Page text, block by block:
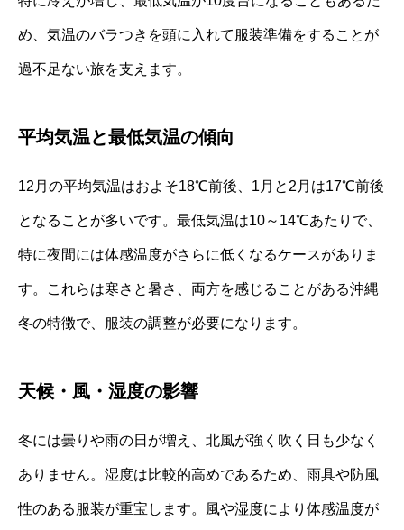
め、気温のバラつきを頭に入れて服装準備をすることが
過不足ない旅を支えます。
平均気温と最低気温の傾向
12月の平均気温はおよそ18℃前後、1月と2月は17℃前後
となることが多いです。最低気温は10～14℃あたりで、
特に夜間には体感温度がさらに低くなるケースがありま
す。これらは寒さと暑さ、両方を感じることがある沖縄
冬の特徴で、服装の調整が必要になります。
天候・風・湿度の影響
冬には曇りや雨の日が増え、北風が強く吹く日も少なく
ありません。湿度は比較的高めであるため、雨具や防風
性のある服装が重宝します。風や湿度により体感温度が